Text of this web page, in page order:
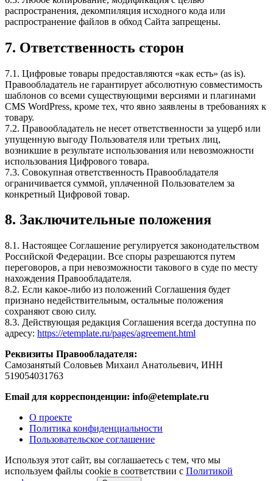
распространения, декомпиляция исходного кода или
распространение файлов в обход Сайта запрещены.
7. Ответственность сторон
7.1. Цифровые товары предоставляются «как есть» (as is).
Правообладатель не гарантирует абсолютную совместимость
шаблонов со всеми существующими версиями и плагинами
CMS WordPress, кроме тех, что явно заявлены в требованиях к
товару.
7.2. Правообладатель не несет ответственности за ущерб или
упущенную выгоду Пользователя или третьих лиц,
возникшие в результате использования или невозможности
использования Цифрового товара.
7.3. Совокупная ответственность Правообладателя
ограничивается суммой, уплаченной Пользователем за
конкретный Цифровой товар.
8. Заключительные положения
8.1. Настоящее Соглашение регулируется законодательством
Российской Федерации. Все споры разрешаются путем
переговоров, а при невозможности такового в суде по месту
нахождения Правообладателя.
8.2. Если какое-либо из положений Соглашения будет
признано недействительным, остальные положения
сохраняют свою силу.
8.3. Действующая редакция Соглашения всегда доступна по
адресу: https://etemplate.ru/pages/agreement.html
Реквизиты Правообладателя:
Самозанятый Соловьев Михаил Анатольевич, ИНН
519054031763
Email для корреспонденции: info@etemplate.ru
О проекте
Политика конфиденциальности
Пользовательское соглашение
Используя этот сайт, вы соглашаетесь с тем, что мы
используем файлы cookie в соответствии с Политикой